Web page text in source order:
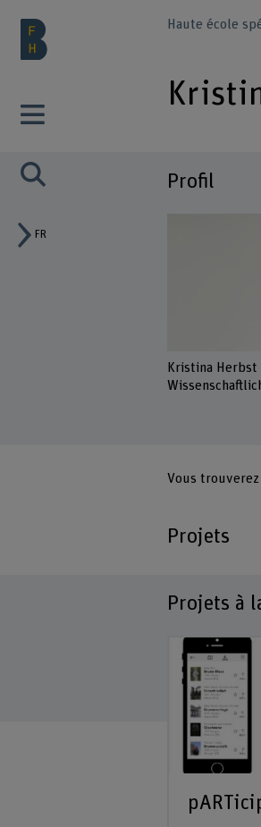
FR
Haute école
Profil
Kristina Herbst
Vous
Projets
Projets à